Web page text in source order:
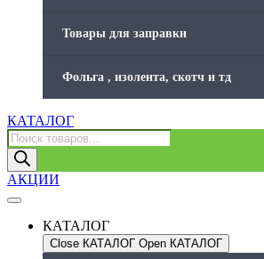
Товары для заправки
Фольга , изолента, скотч и тд
КАТАЛОГ
Поиск
товаров
АКЦИИ
КАТАЛОГ
Close КАТАЛОГ Open КАТАЛОГ